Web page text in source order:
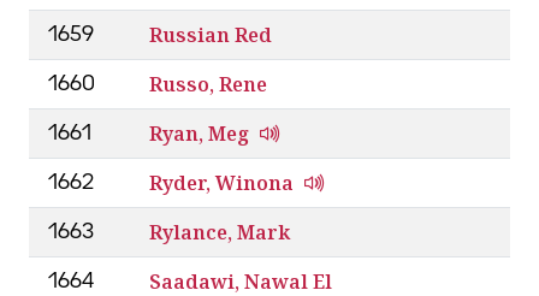
1659 Russian Red
1660 Russo, Rene
1661 Ryan, Meg
1662 Ryder, Winona
1663 Rylance, Mark
1664 Saadawi, Nawal El